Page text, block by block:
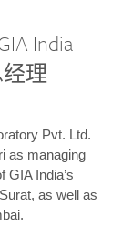
India
经理
Pvt. Ltd.
as managing
GIA India’s
as well as